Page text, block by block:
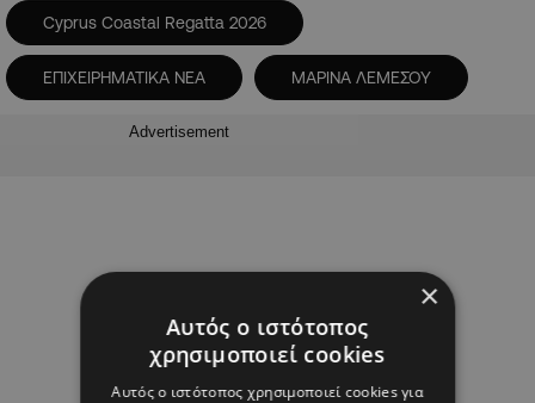
Cyprus Coastal Regatta 2026
ΕΠΙΧΕΙΡΗΜΑΤΙΚΑ ΝΕΑ ΜΑΡΙΝΑ ΛΕΜΕΣΟΥ
Advertisement
×
Αυτός ο ιστότοπος
χρησιμοποιεί cookies
Αυτός ο ιστότοπος χρησιμοποιεί cookies για